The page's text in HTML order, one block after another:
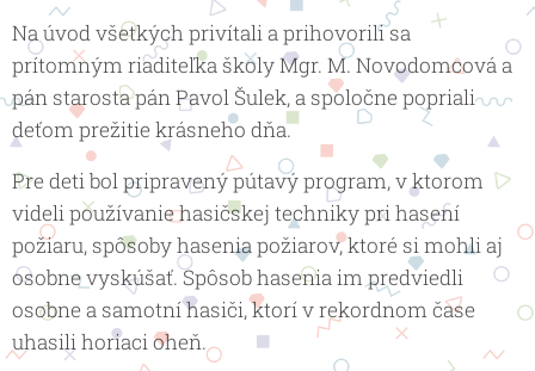
Na úvod všetkých privítali a prihovorili sa
prítomným riaditeľka školy Mgr. M. Novodomcová a
pán starosta pán Pavol Šulek, a spoločne popriali
deťom prežitie krásneho dňa.
Pre deti bol pripravený pútavý program, v ktorom
videli používanie hasičskej techniky pri hasení
požiaru, spôsoby hasenia požiarov, ktoré si mohli aj
osobne vyskúšať. Spôsob hasenia im predviedli
osobne a samotní hasiči, ktorí v rekordnom čase
uhasili horiaci oheň.